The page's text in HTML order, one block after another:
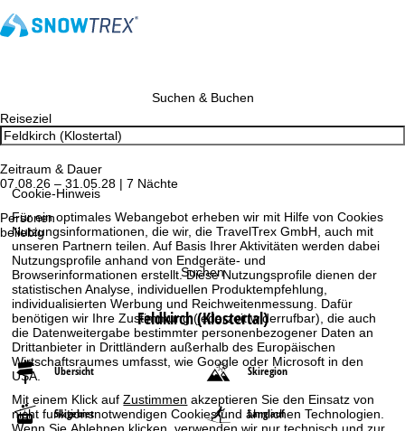
Cookie-Hinweis
Für ein optimales Webangebot erheben wir mit Hilfe von Cookies
Nutzungsinformationen, die wir, die TravelTrex GmbH, auch mit
unseren Partnern teilen. Auf Basis Ihrer Aktivitäten werden dabei
Nutzungsprofile anhand von Endgeräte- und
Browserinformationen erstellt. Diese Nutzungsprofile dienen der
statistischen Analyse, individuellen Produktempfehlung,
individualisierten Werbung und Reichweitenmessung. Dafür
benötigen wir Ihre Zustimmung (jederzeit widerrufbar), die auch
die Datenweitergabe bestimmter personenbezogener Daten an
Drittanbieter in Drittländern außerhalb des Europäischen
Wirtschaftsraumes umfasst, wie Google oder Microsoft in den
USA.
Mit einem Klick aufZustimmen akzeptieren Sie den Einsatz von
nicht funktionsnotwendigen Cookies und ähnlichen Technologien.
Suchen & Buchen
Reiseziel
Zeitraum & Dauer
07.08.26 – 31.05.28 | 7 Nächte
Personen
beliebig
Suchen
Feldkirch (Klostertal)
Übersicht Skiregion
Skigebiet Langlauf